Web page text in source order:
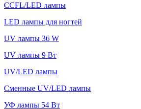
CCFL/LED лампы
LED лампы для ногтей
UV лампы 36 W
UV лампы 9 Вт
UV/LED лампы
Сменные UV/LED лампы
УФ лампы 54 Вт